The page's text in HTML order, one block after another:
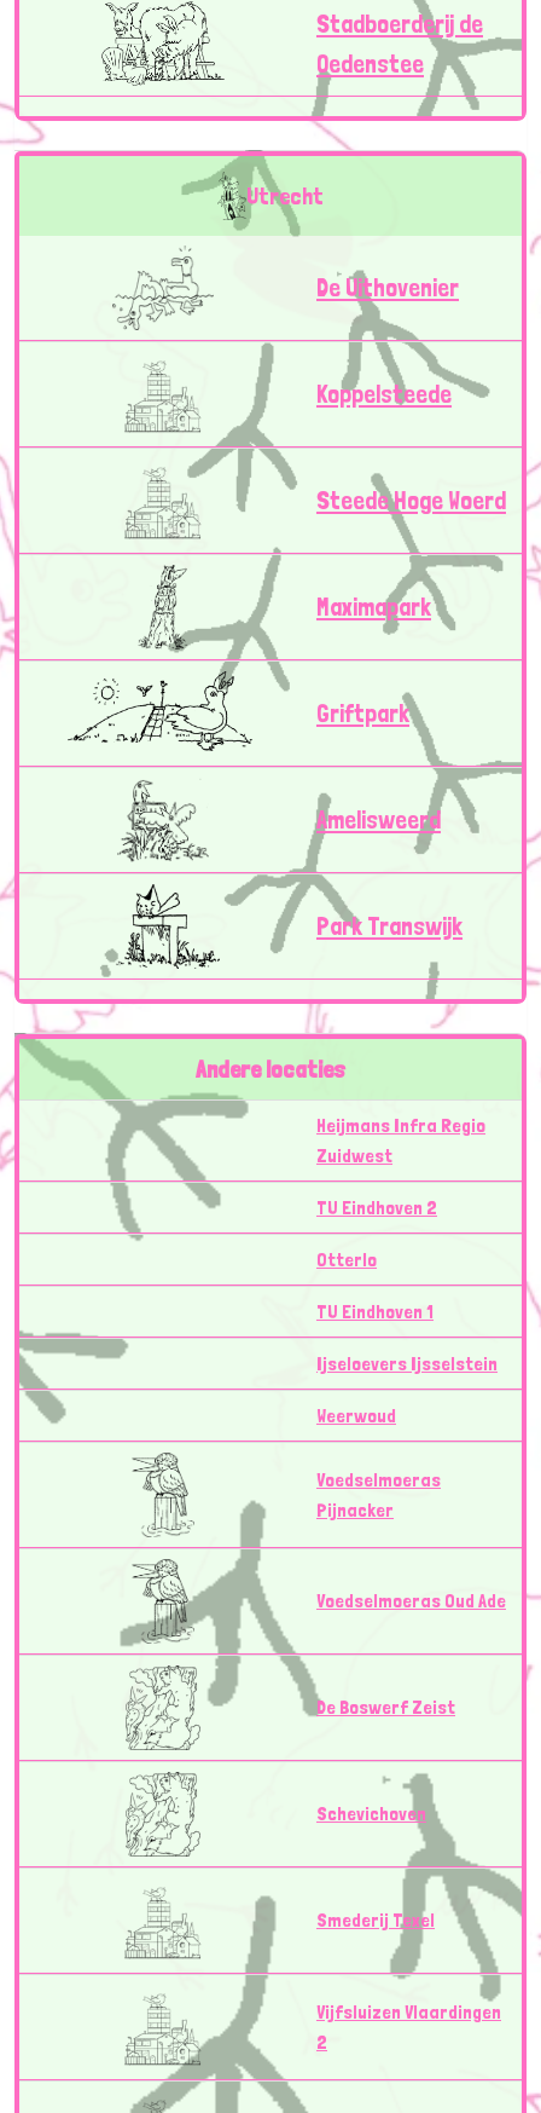
Stadboerderij de
Oedenstee
Utrecht
De Uithovenier
Koppelsteede
Steede Hoge Woerd
Maximapark
Griftpark
Amelisweerd
Park Transwijk
Andere locaties
Heijmans Infra Regio
Zuidwest
TU Eindhoven 2
Otterlo
TU Eindhoven 1
Ijseloevers Ijsselstein
Weerwoud
Voedselmoeras
Pijnacker
Voedselmoeras Oud Ade
De Boswerf Zeist
Schevichoven
Smederij Texel
Vijfsluizen Vlaardingen
2